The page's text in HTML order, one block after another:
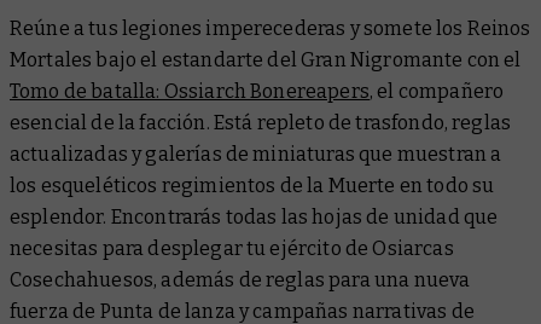
Reúne a tus legiones imperecederas y somete los Reinos
Mortales bajo el estandarte del Gran Nigromante con el
Tomo de batalla: Ossiarch Bonereapers, el compañero
esencial de la facción. Está repleto de trasfondo, reglas
actualizadas y galerías de miniaturas que muestran a
los esqueléticos regimientos de la Muerte en todo su
esplendor. Encontrarás todas las hojas de unidad que
necesitas para desplegar tu ejército de Osiarcas
Cosechahuesos, además de reglas para una nueva
fuerza de Punta de lanza y campañas narrativas de